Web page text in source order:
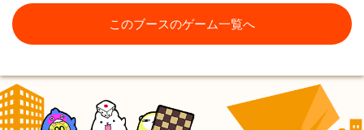
このブースのゲーム一覧へ